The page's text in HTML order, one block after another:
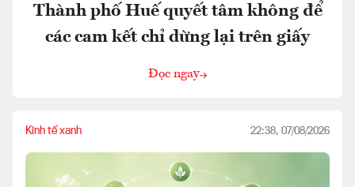
Thành phố Huế quyết tâm không để
các cam kết chỉ dừng lại trên giấy
Đọc ngay
Kinh tế xanh 22:38, 07/08/2026